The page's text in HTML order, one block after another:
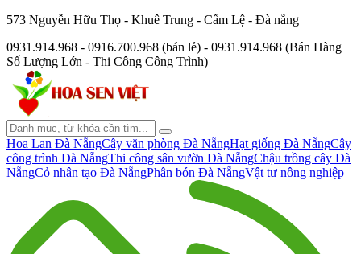
573 Nguyễn Hữu Thọ - Khuê Trung - Cẩm Lệ - Đà nẵng
0931.914.968 - 0916.700.968 (bán lẻ) - 0931.914.968 (Bán Hàng
Số Lượng Lớn - Thi Công Công Trình)
Hoa Lan Đà NẵngCây văn phòng Đà NẵngHạt giống Đà NẵngCây
công trình Đà NẵngThi công sân vườn Đà NẵngChậu trồng cây Đà
NẵngCỏ nhân tạo Đà NẵngPhân bón Đà NẵngVật tư nông nghiệp